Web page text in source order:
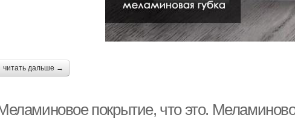
читать дальше →
покрытие, что это.